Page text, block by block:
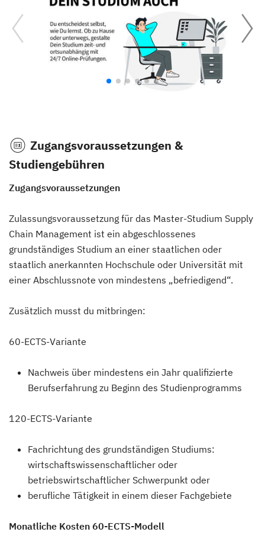
Zugangsvoraussetzungen &
Studiengebühren
Zugangsvoraussetzungen
Zulassungsvoraussetzung für das Master-Studium Supply
Chain Management ist ein abgeschlossenes
grundständiges Studium an einer staatlichen oder
staatlich anerkannten Hochschule oder Universität mit
einer Abschlussnote von mindestens „befriedigend“.
Zusätzlich musst du mitbringen:
60-ECTS-Variante
Nachweis über mindestens ein Jahr qualifizierte
Berufserfahrung zu Beginn des Studienprogramms
120-ECTS-Variante
Fachrichtung des grundständigen Studiums:
wirtschaftswissenschaftlicher oder
betriebswirtschaftlicher Schwerpunkt oder
berufliche Tätigkeit in einem dieser Fachgebiete
Monatliche Kosten 60-ECTS-Modell